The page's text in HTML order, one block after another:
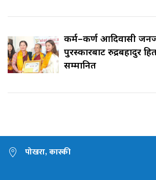
कर्म–कर्ण आदिवासी
पुरस्कारबाट रुद्रबहादुर
सम्मानित
पोखरा, कास्की